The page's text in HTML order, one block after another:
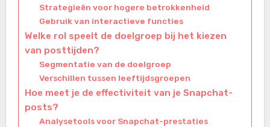
Strategieën voor hogere betrokkenheid
Gebruik van interactieve functies
Welke rol speelt de doelgroep bij het kiezen
van posttijden?
Segmentatie van de doelgroep
Verschillen tussen leeftijdsgroepen
Hoe meet je de effectiviteit van je Snapchat-
posts?
Analysetools voor Snapchat-prestaties